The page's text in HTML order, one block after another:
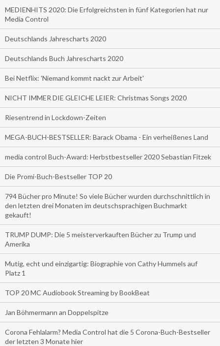
MEDIENHITS 2020: Die Erfolgreichsten in fünf Kategorien hat nur
Media Control
Deutschlands Jahrescharts 2020
Deutschlands Buch Jahrescharts 2020
Bei Netflix: 'Niemand kommt nackt zur Arbeit'
NICHT IMMER DIE GLEICHE LEIER: Christmas Songs 2020
Riesentrend in Lockdown-Zeiten
MEGA-BUCH-BESTSELLER: Barack Obama - Ein verheißenes Land
media control Buch-Award: Herbstbestseller 2020 Sebastian Fitzek
Die Promi-Buch-Bestseller TOP 20
794 Bücher pro Minute! So viele Bücher wurden durchschnittlich in
den letzten drei Monaten im deutschsprachigen Buchmarkt
gekauft!
TRUMP DUMP: Die 5 meisterverkauften Bücher zu Trump und
Amerika
Mutig, echt und einzigartig: Biographie von Cathy Hummels auf
Platz 1
TOP 20 MC Audiobook Streaming by BookBeat
Jan Böhmermann an Doppelspitze
Corona Fehlalarm? Media Control hat die 5 Corona-Buch-Bestseller
der letzten 3 Monate hier